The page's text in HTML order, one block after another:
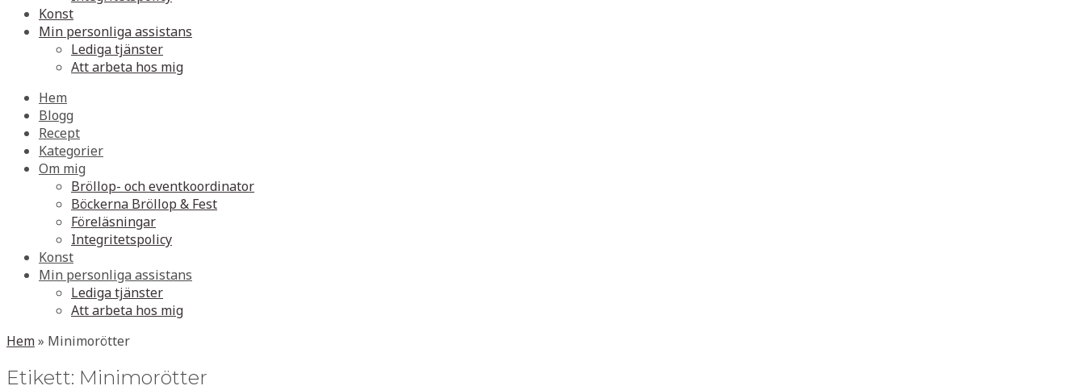
Konst
Min personliga assistans
Lediga tjänster
Att arbeta hos mig
Hem
Blogg
Recept
Kategorier
Om mig
Bröllop- och eventkoordinator
Böckerna Bröllop & Fest
Föreläsningar
Integritetspolicy
Konst
Min personliga assistans
Lediga tjänster
Att arbeta hos mig
Hem» Minimorötter
Etikett: Minimorötter